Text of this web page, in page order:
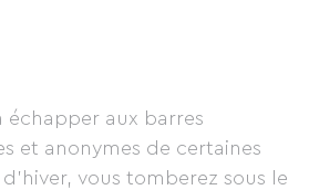
échapper aux barres
et anonymes de certaines
vous tomberez sous le